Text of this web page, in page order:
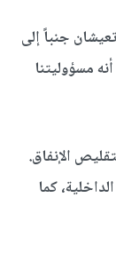
جنباً إلى
مسؤوليتنا
الإنفاق.
هذه التدابير الداخلية، كما